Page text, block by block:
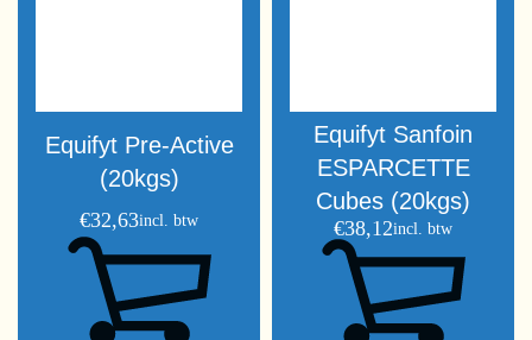
Equifyt Pre-Active
(20kgs)
€32,63incl. btw
Equifyt Sanfoin
ESPARCETTE
Cubes (20kgs)
€38,12incl. btw